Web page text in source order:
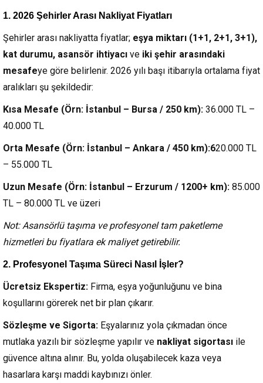
1. 2026 Şehirler Arası Nakliyat Fiyatları
Şehirler arası nakliyatta fiyatlar; eşya miktarı (1+1, 2+1, 3+1),
kat durumu, asansör ihtiyacı ve iki şehir arasındaki
mesafeye göre belirlenir. 2026 yılı başı itibarıyla ortalama fiyat
aralıkları şu şekildedir:
Kısa Mesafe (Örn: İstanbul – Bursa / 250 km): 36.000 TL –
40.000 TL
Orta Mesafe (Örn: İstanbul – Ankara / 450 km):620.000 TL
– 55.000 TL
Uzun Mesafe (Örn: İstanbul – Erzurum / 1200+ km): 85.000
TL – 80.000 TL ve üzeri
Not: Asansörlü taşıma ve profesyonel tam paketleme
hizmetleri bu fiyatlara ek maliyet getirebilir.
2. Profesyonel Taşıma Süreci Nasıl İşler?
Ücretsiz Ekspertiz: Firma, eşya yoğunluğunu ve bina
koşullarını görerek net bir plan çıkarır.
Sözleşme ve Sigorta: Eşyalarınız yola çıkmadan önce
mutlaka yazılı bir sözleşme yapılır ve nakliyat sigortası ile
güvence altına alınır. Bu, yolda oluşabilecek kaza veya
hasarlara karşı maddi kaybınızı önler.